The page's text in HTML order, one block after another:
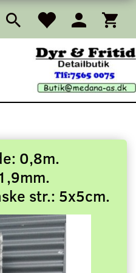
0,8m.
str.: 5x5cm.